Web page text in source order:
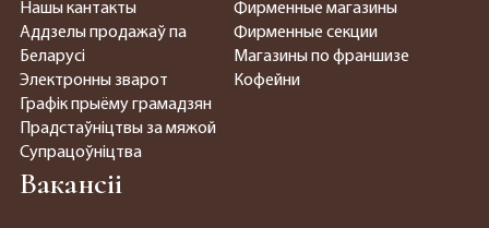
Нашы кантакты
Аддзелы продажаў па
Беларусі
Электронны зварот
Графік прыёму грамадзян
Прадстаўніцтвы за мяжой
Супрацоўніцтва
Фирменные магазины
Фирменные секции
Магазины по франшизе
Кофейни
Вакансіі